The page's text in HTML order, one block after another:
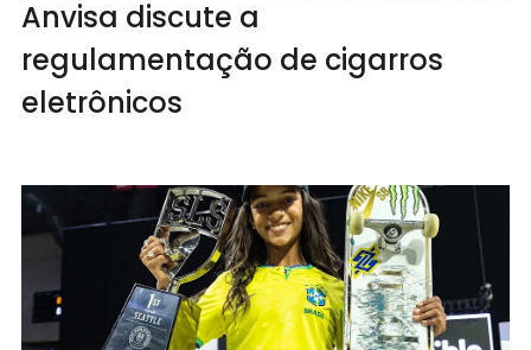
Anvisa discute a
regulamentação de cigarros
eletrônicos